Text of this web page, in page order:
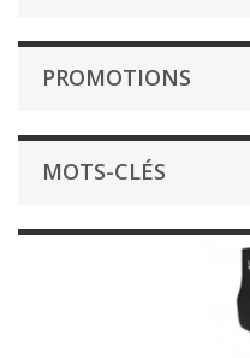
PROMOTIONS
MOTS-CLÉS